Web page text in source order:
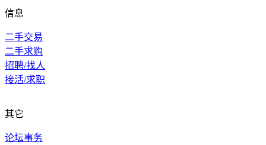
信息
二手交易
二手求购
招聘/找人
接活/求职
其它
论坛事务